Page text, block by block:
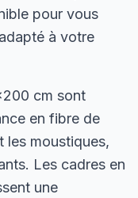
pour vous
à votre
cm sont
en fibre de
les moustiques,
Les cadres en
une